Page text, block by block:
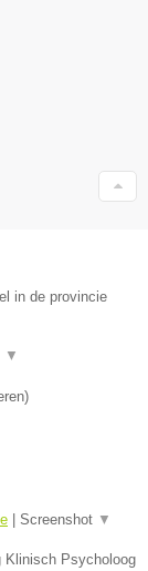
in de provincie
▼
)
| Screenshot ▼
Klinisch Psycholoog